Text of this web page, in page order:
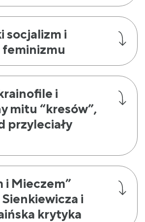
socjalizm i
i
mitu “kresów”,
przyleciały
i Mieczem”
i
krytyka